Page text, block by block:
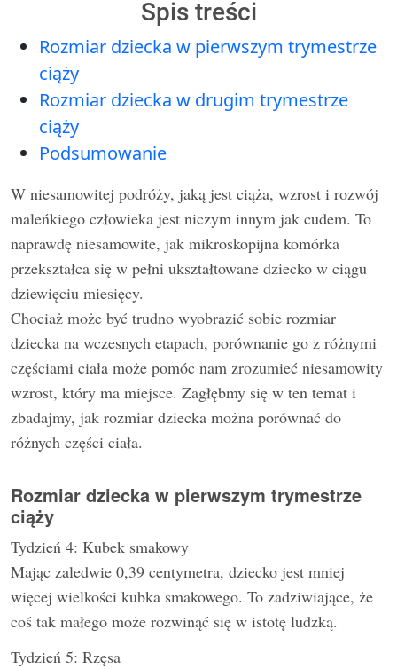
Spis treści
Rozmiar dziecka w pierwszym trymestrze
ciąży
Rozmiar dziecka w drugim trymestrze
ciąży
Podsumowanie
W niesamowitej podróży, jaką jest ciąża, wzrost i rozwój
maleńkiego człowieka jest niczym innym jak cudem. To
naprawdę niesamowite, jak mikroskopijna komórka
przekształca się w pełni ukształtowane dziecko w ciągu
dziewięciu miesięcy.
Chociaż może być trudno wyobrazić sobie rozmiar
dziecka na wczesnych etapach, porównanie go z różnymi
częściami ciała może pomóc nam zrozumieć niesamowity
wzrost, który ma miejsce. Zagłębmy się w ten temat i
zbadajmy, jak rozmiar dziecka można porównać do
różnych części ciała.
Rozmiar dziecka w pierwszym trymestrze
ciąży
Tydzień 4: Kubek smakowy
Mając zaledwie 0,39 centymetra, dziecko jest mniej
więcej wielkości kubka smakowego. To zadziwiające, że
coś tak małego może rozwinąć się w istotę ludzką.
Tydzień 5: Rzęsa